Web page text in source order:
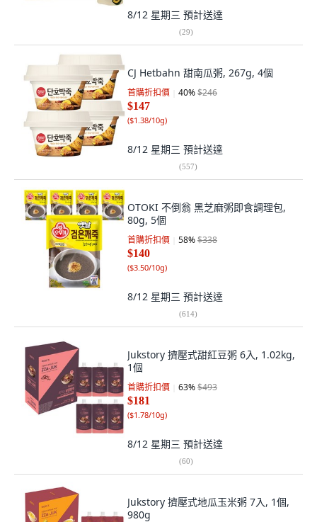
8/12 星期三 預計送達
(29)
CJ Hetbahn 甜南瓜粥, 267g, 4個
首購折扣價 40%$246
$147
($1.38/10g)
8/12 星期三 預計送達
(557)
OTOKI 不倒翁 黑芝麻粥即食調理包,
80g, 5個
首購折扣價 58%$338
$140
($3.50/10g)
8/12 星期三 預計送達
(614)
Jukstory 擠壓式甜紅豆粥 6入, 1.02kg,
1個
首購折扣價 63%$493
$181
($1.78/10g)
8/12 星期三 預計送達
(60)
Jukstory 擠壓式地瓜玉米粥 7入, 1個,
980g